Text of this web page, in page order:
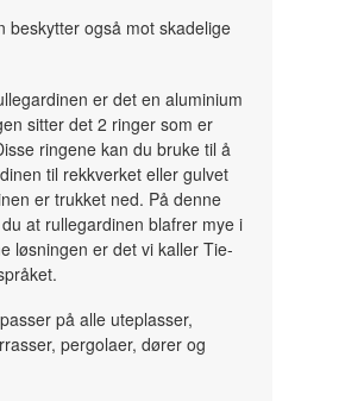
beskytter også mot skadelige
er det en aluminium
sitter det 2 ringer som er
ringene kan du bruke til å
til rekkverket eller gulvet
er trukket ned. På denne
at rullegardinen blafrer mye i
løsningen er det vi kaller Tie-
på alle uteplasser,
pergolaer, dører og